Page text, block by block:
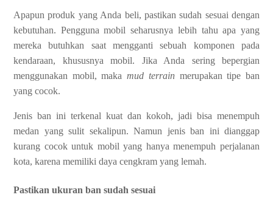
Apapun produk yang Anda beli, pastikan sudah sesuai dengan
kebutuhan. Pengguna mobil seharusnya lebih tahu apa yang
mereka butuhkan saat mengganti sebuah komponen pada
kendaraan, khususnya mobil. Jika Anda sering bepergian
menggunakan mobil, makamud terrainmerupakan tipe ban
yang cocok.
Jenis ban ini terkenal kuat dan kokoh, jadi bisa menempuh
medan yang sulit sekalipun. Namun jenis ban ini dianggap
kurang cocok untuk mobil yang hanya menempuh perjalanan
kota, karena memiliki daya cengkram yang lemah.
Pastikan ukuran ban sudah sesuai